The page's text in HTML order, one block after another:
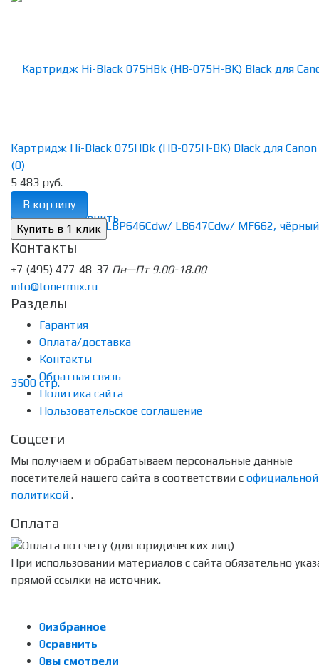
избранное сравнить
Картридж Hi-Black 075HBk (HB-075H-BK) Black для Canon
(0)
5 483 руб.
В корзину
Контакты
+7 (495) 477-48-37 Пн—Пт 9.00-18.00
info@tonermix.ru
Разделы
Гарантия
Оплата/доставка
Контакты
Обратная связь
Политика сайта
Пользовательское соглашение
Соцсети
Мы получаем и обрабатываем персональные данные
посетителей нашего сайта в соответствии с официальной
политикой .
Оплата
При использовании материалов с сайта обязательно
прямой ссылки на источник.
0избранное
0сравнить
0вы смотрели